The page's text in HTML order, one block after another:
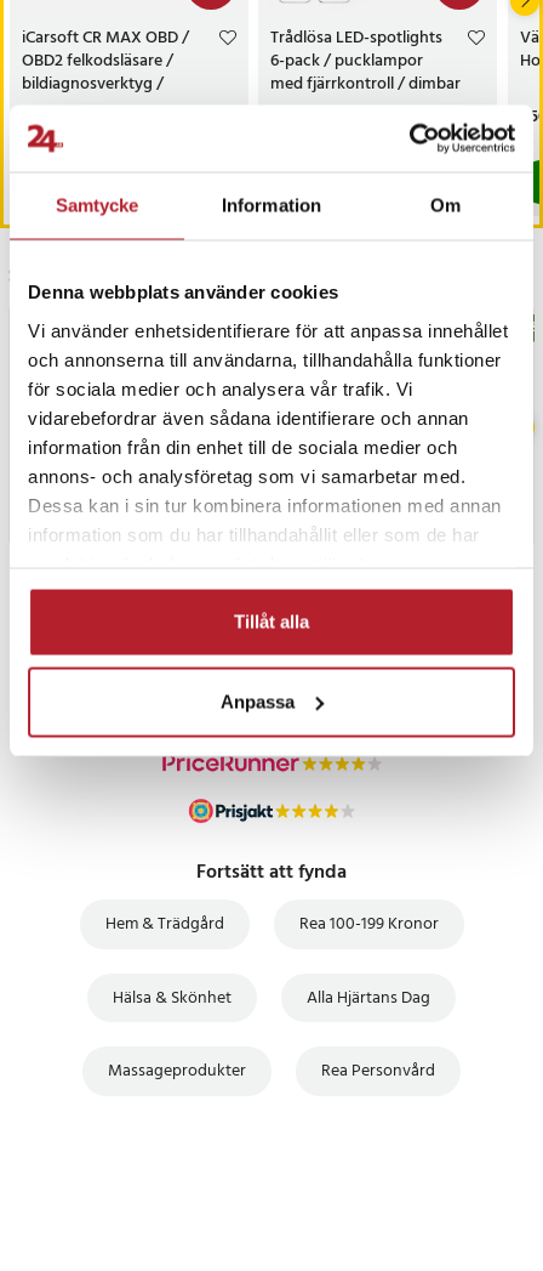
Samtycke Information Om
Denna webbplats använder cookies
Vi använder enhetsidentifierare för att anpassa innehållet
och annonserna till användarna, tillhandahålla funktioner
för sociala medier och analysera vår trafik. Vi
vidarebefordrar även sådana identifierare och annan
information från din enhet till de sociala medier och
annons- och analysföretag som vi samarbetar med.
Dessa kan i sin tur kombinera informationen med annan
information som du har tillhandahållit eller som de har
Tillåt alla
Anpassa
iCarsoft CR MAX OBD /
OBD2 felkodsläsare /
bildiagnosverktyg /
diagnosverktyg för bil
Nuvarande pris
3 698 kr
3 698 kr
I lager, levereras inom 1-2 vardagar
Trådlösa LED-spotlights
6-pack / pucklampor
med fjärrkontroll / dimbar
skåpbelysning
:299 kr
I lager, levereras inom 1-2 vardagar
Senast besökta
BÄSTSÄLJARE
PRISGARANTI
UTFÖRSÄLJNING
Fortsätt att fynda
Hem & Trädgård Rea 100-199 Kronor
Hälsa & Skönhet Alla Hjärtans Dag
Massageprodukter Rea Personvård